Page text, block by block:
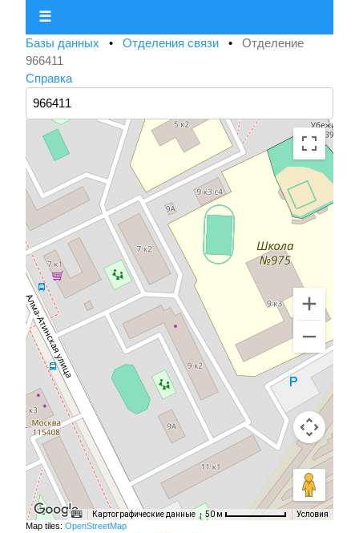
☰
Базы данных • Отделения связи • Отделение
966411
Справка
Картографические данные 50 м Условия
Map tiles: OpenStreetMap